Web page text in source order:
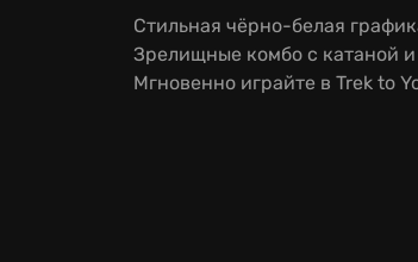
Стильная чёрно-белая
Зрелищные комбо с катаной
Мгновенно играйте в Trek to